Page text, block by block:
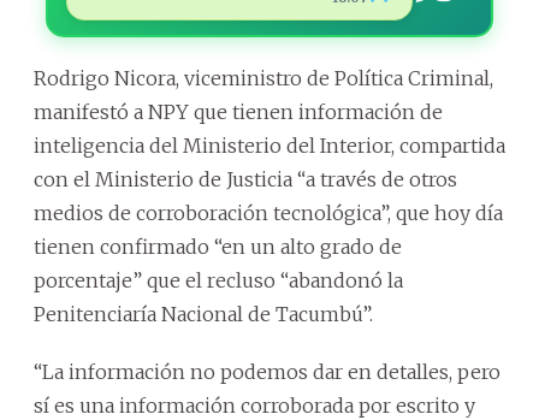
Rodrigo Nicora, viceministro de Política Criminal,
manifestó a NPY que tienen información de
inteligencia del Ministerio del Interior, compartida
con el Ministerio de Justicia “a través de otros
medios de corroboración tecnológica”, que hoy día
tienen confirmado “en un alto grado de
porcentaje” que el recluso “abandonó la
Penitenciaría Nacional de Tacumbú”.
“La información no podemos dar en detalles, pero
sí es una información corroborada por escrito y